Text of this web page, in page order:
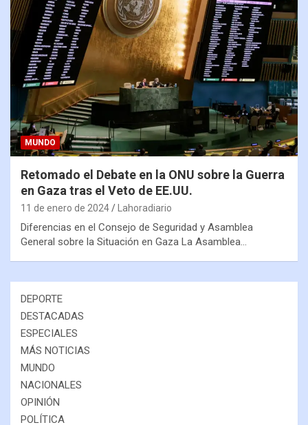
MUNDO
Retomado el Debate en la ONU sobre la Guerra
en Gaza tras el Veto de EE.UU.
11 de enero de 2024 Lahoradiario
Diferencias en el Consejo de Seguridad y Asamblea
General sobre la Situación en Gaza La Asamblea…
DEPORTE
DESTACADAS
ESPECIALES
MÁS NOTICIAS
MUNDO
NACIONALES
OPINIÓN
POLÍTICA